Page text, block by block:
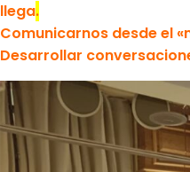
llega.
Comunicarnos desde el
Desarrollar